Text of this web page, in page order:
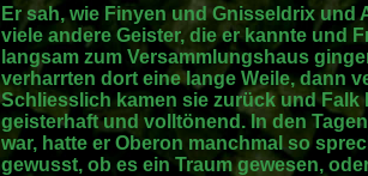
Er sah, wie Finyen und Gnisseldrix und
viele andere Geister, die er kannte und
langsam zum Versammlungshaus
verharrten dort eine lange Weile, dann
Schliesslich kamen sie zurück und Falk
geisterhaft und volltönend. In den
war, hatte er Oberon manchmal so
gewusst, ob es ein Traum gewesen,